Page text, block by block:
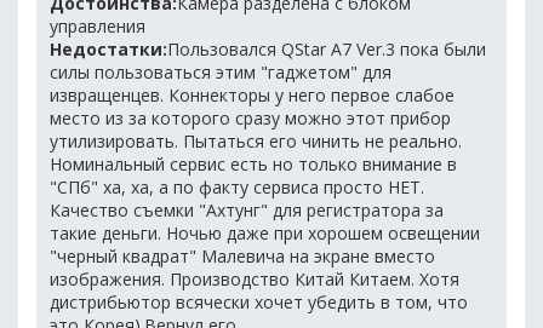
управления
Недостатки:Пользовался QStar A7 Ver.3 пока были
силы пользоваться этим "гаджетом" для
извращенцев. Коннекторы у него первое слабое
место из за которого сразу можно этот прибор
утилизировать. Пытаться его чинить не реально.
Номинальный сервис есть но только внимание в
"СПб" ха, ха, а по факту сервиса просто НЕТ.
Качество съемки "Ахтунг" для регистратора за
такие деньги. Ночью даже при хорошем освещении
"черный квадрат" Малевича на экране вместо
изображения. Производство Китай Китаем. Хотя
дистрибьютор всячески хочет убедить в том, что